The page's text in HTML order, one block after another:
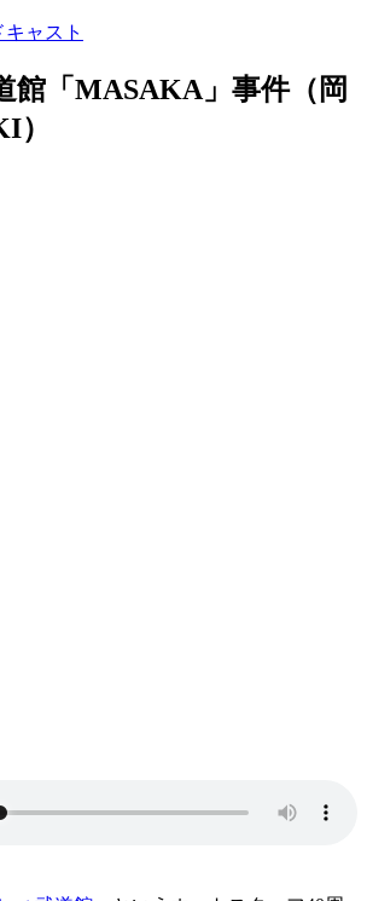
キャスト
館「MASAKA」事件（岡
）